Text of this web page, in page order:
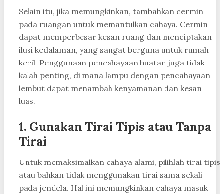
Selain itu, jika memungkinkan, tambahkan cermin
pada ruangan untuk memantulkan cahaya. Cermin
dapat memperbesar kesan ruang dan menciptakan
ilusi kedalaman, yang sangat berguna untuk rumah
kecil. Penggunaan pencahayaan buatan juga tidak
kalah penting, di mana lampu dengan pencahayaan
lembut dapat menambah kenyamanan dan kesan
luas.
1. Gunakan Tirai Tipis atau Tanpa
Tirai
Untuk memaksimalkan cahaya alami, pilihlah tirai tipis
atau bahkan tidak menggunakan tirai sama sekali
pada jendela. Hal ini memungkinkan cahaya masuk